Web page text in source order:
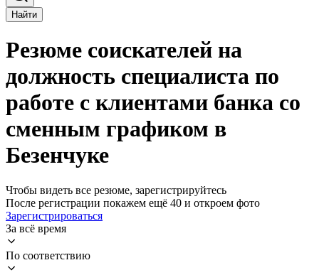
Найти
Резюме соискателей на
должность специалиста по
работе с клиентами банка со
сменным графиком в
Безенчуке
Чтобы видеть все резюме, зарегистрируйтесь
После регистрации покажем ещё 40 и откроем фото
Зарегистрироваться
За всё время
По соответствию